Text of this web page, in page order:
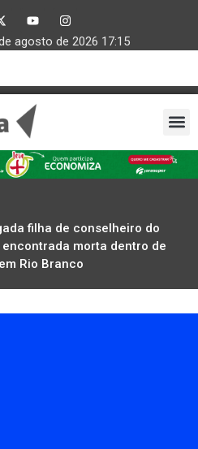
agosto de 2026 17:15
filha de conselheiro do
encontrada morta dentro de
Rio Branco